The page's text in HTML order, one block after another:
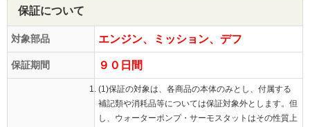
保証について
対象部品 エンジン、ミッション、デフ
保証期間 ９０日間
(1)保証の対象は、各商品の本体のみとし、付属する
補記類や消耗品等については保証対象外とします。但
し、ウォーターポンプ・サーモスタットはその性質上